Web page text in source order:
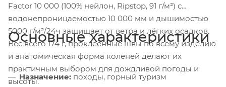
Factor 10 000 (100% нейлон, Ripstop, 91 г/м²) с
водонепроницаемостью 10 000 мм и дышимостью
5000 г/м²/24ч защищает от ветра и лёгких осадков.
Вес всего 174 г, проклеенные швы по всему изделию
и анатомическая форма коленей делают их
практичным выбором для дождливой погоды и
высоты.
Основные характеристики
Назначение: походы, горный туризм